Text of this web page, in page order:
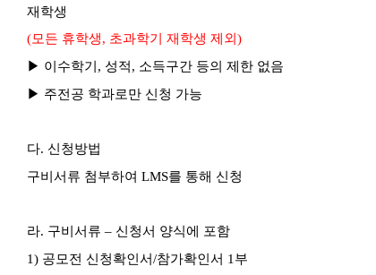
재학생
(모든 휴학생, 초과학기 재학생 제외 )
▶ 이수학기 , 성적, 소득구간 등의 제한 없음
▶ 주전공 학과로만 신청 가능
다. 신청방법
구비서류 첨부하여 LMS를 통해 신청
라. 구비서류 – 신청서 양식에 포함
1) 공모전 신청확인서/참가확인서 1 부